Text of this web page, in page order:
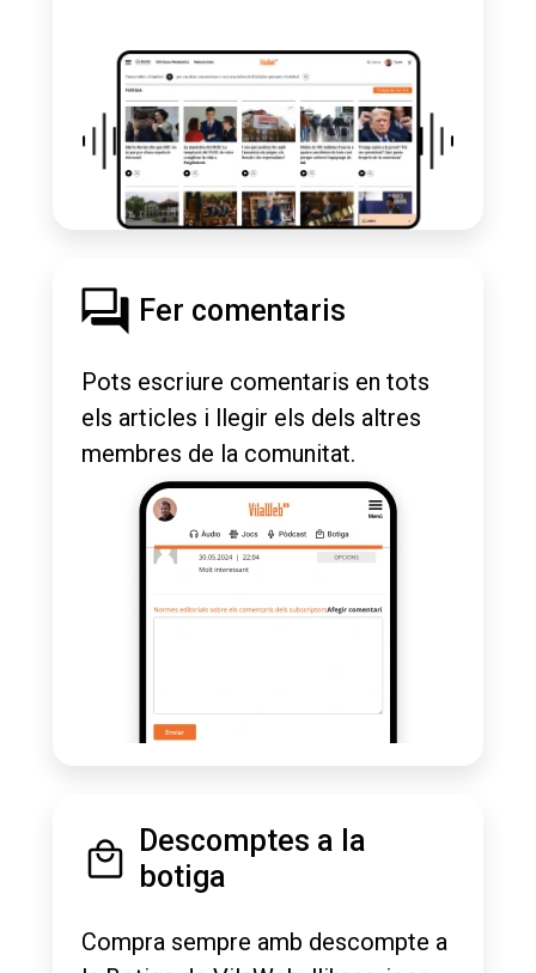
Fer comentaris
Pots escriure comentaris en tots
els articles i llegir els dels altres
membres de la comunitat.
Descomptes a la
botiga
Compra sempre amb descompte a